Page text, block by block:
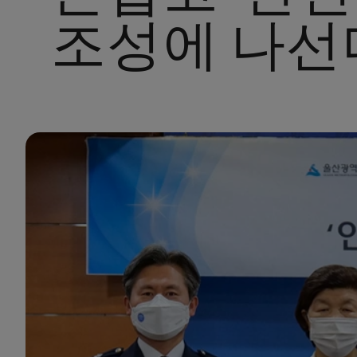
조성에 나선